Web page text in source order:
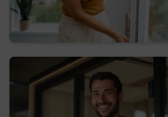
Des fenêtres insensibles aux
en 4 étapes